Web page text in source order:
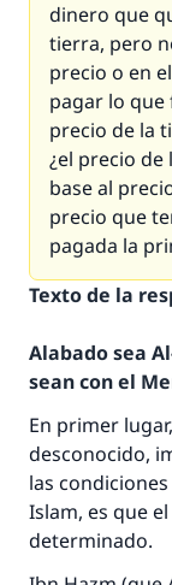
dinero que
tierra, pero
precio o en
pagar lo que
precio de la
¿el precio
base al
precio que
pagada la
Texto de la
Alabado sea
sean con el
En primer
desconocido,
las
Islam, es que
determinado.